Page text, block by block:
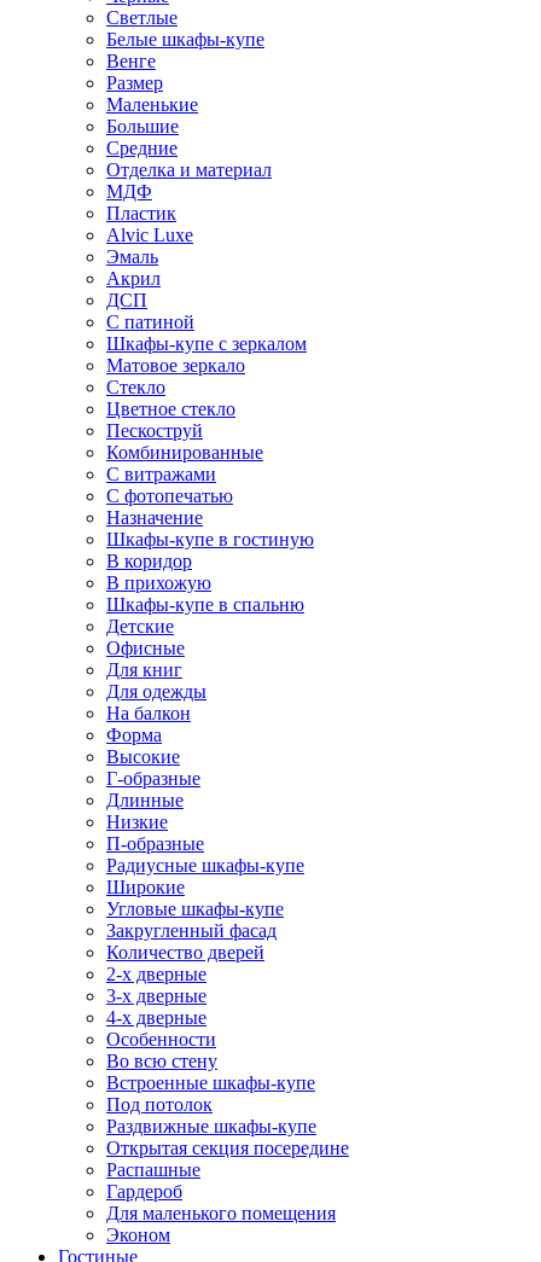
Светлые
Белые шкафы-купе
Венге
Размер
Маленькие
Большие
Средние
Отделка и материал
МДФ
Пластик
Alvic Luxe
Эмаль
Акрил
ДСП
С патиной
Шкафы-купе с зеркалом
Матовое зеркало
Стекло
Цветное стекло
Пескоструй
Комбинированные
С витражами
С фотопечатью
Назначение
Шкафы-купе в гостиную
В коридор
В прихожую
Шкафы-купе в спальню
Детские
Офисные
Для книг
Для одежды
На балкон
Форма
Высокие
Г-образные
Длинные
Низкие
П-образные
Радиусные шкафы-купе
Широкие
Угловые шкафы-купе
Закругленный фасад
Количество дверей
2-х дверные
3-х дверные
4-х дверные
Особенности
Во всю стену
Встроенные шкафы-купе
Под потолок
Раздвижные шкафы-купе
Открытая секция посередине
Распашные
Гардероб
Для маленького помещения
Эконом
Гостиные